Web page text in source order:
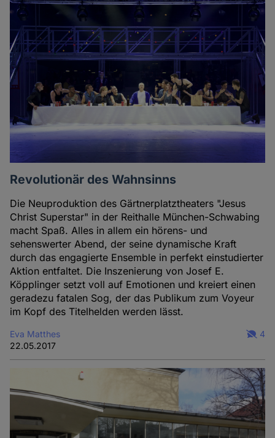
Revolutionär des Wahnsinns
Die Neuproduktion des Gärtnerplatztheaters "Jesus
Christ Superstar" in der Reithalle München-Schwabing
macht Spaß. Alles in allem ein hörens- und
sehenswerter Abend, der seine dynamische Kraft
durch das engagierte Ensemble in perfekt einstudierter
Aktion entfaltet. Die Inszenierung von Josef E.
Köpplinger setzt voll auf Emotionen und kreiert einen
geradezu fatalen Sog, der das Publikum zum Voyeur
im Kopf des Titelhelden werden lässt.
Eva Matthes
22.05.2017
4